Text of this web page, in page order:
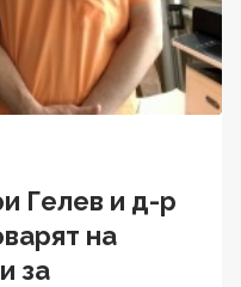
Гелев и д-р
на
за